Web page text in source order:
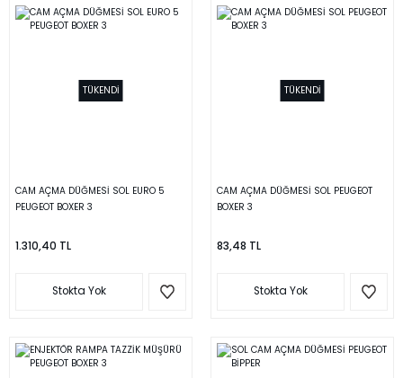
TÜKENDİ
CAM AÇMA DÜĞMESİ SOL EURO 5
PEUGEOT BOXER 3
1.310,40 TL
Stokta Yok
TÜKENDİ
CAM AÇMA DÜĞMESİ SOL PEUGEOT
BOXER 3
83,48 TL
Stokta Yok